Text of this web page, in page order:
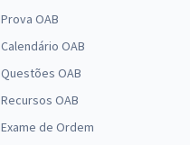
Prova OAB
Calendário OAB
Questões OAB
Recursos OAB
Exame de Ordem